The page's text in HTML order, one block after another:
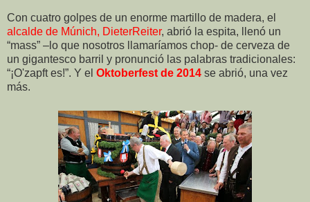
Con cuatro golpes de un enorme martillo de madera, el
alcalde de Múnich, DieterReiter, abrió la espita, llenó un
“mass” –lo que nosotros llamaríamos chop- de cerveza de
un gigantesco barril y pronunció las palabras tradicionales:
“¡O'zapft es!”. Y el Oktoberfest de 2014 se abrió, una vez
más.